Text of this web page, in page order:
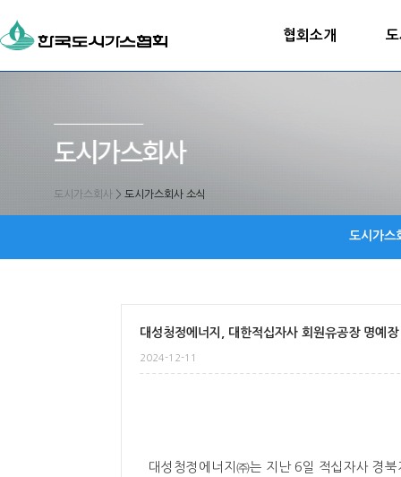
협회소개
도시가스회사 > 도시가스회사 소식
도시가스
대성청정에너지, 대한적십자사 회원유공장 명예장
2024-12-11
대성청정에너지㈜는 지난 6일 적십자사 경